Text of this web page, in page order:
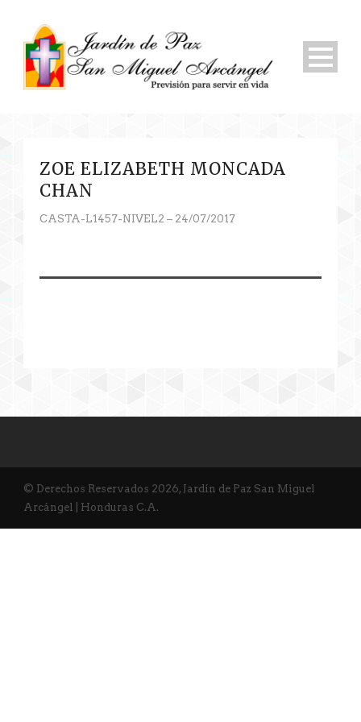
ZOE ELIZABETH MONCADA
CHAN
CASTA-L1457-NIVEL2 – 24/07/2017
© Derechos Reservados 2026, Jardín de Paz San Miguel
Arcángel | Honduras C.A.